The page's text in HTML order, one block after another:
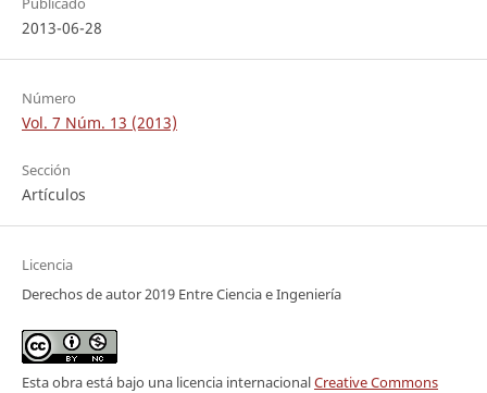
2013-06-28
Número
Vol. 7 Núm. 13 (2013)
Sección
Artículos
Licencia
Derechos de autor 2019 Entre Ciencia e Ingeniería
Esta obra está bajo una licencia internacionalCreative Commons